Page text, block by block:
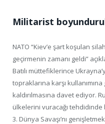
Militarist
NATO “Kiev’e şart koşulan
geçirmenin zamanı geldi”
Batılı müttefiklerince
topraklarına karşı kullanımına
kaldırılmasına davet ediyor.
ülkelerini vuracağı
3. Dünya Savaşı’nı